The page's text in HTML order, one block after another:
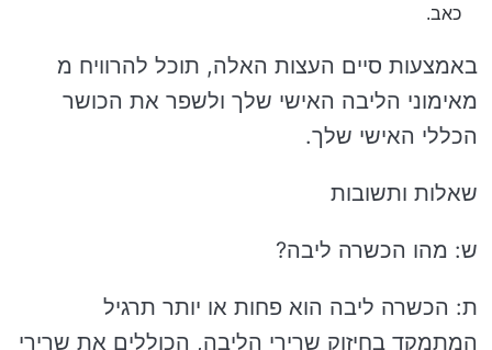
כאב.
באמצעות סיים העצות האלה, תוכל להרוויח מ
מאימוני הליבה האישי שלך ולשפר את הכושר
הכללי האישי שלך.
שאלות ותשובות
ש: מהו הכשרה ליבה?
ת: הכשרה ליבה הוא פחות או יותר תרגיל
המתמקד בחיזוק שרירי הליבה, הכוללים את שרירי